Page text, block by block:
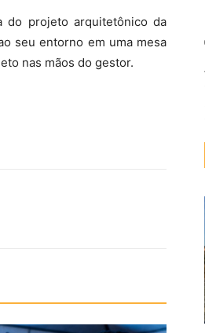
do projeto arquitetônico da
seu entorno em uma mesa
nas mãos do gestor.